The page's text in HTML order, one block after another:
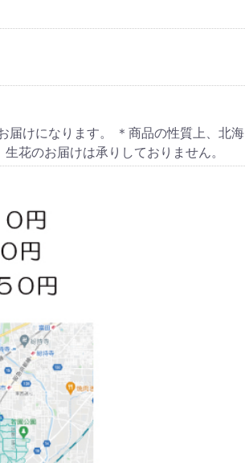
届けになります。 ＊商品の性質上、北海
花のお届けは承りしておりません。